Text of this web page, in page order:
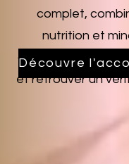
complet,
nutrition et
construire des
et retrouver un